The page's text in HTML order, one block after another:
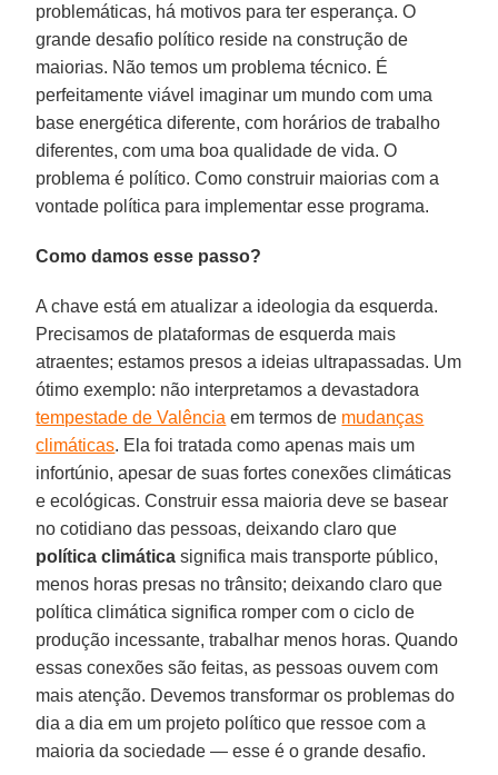
problemáticas, há motivos para ter esperança. O
grande desafio político reside na construção de
maiorias. Não temos um problema técnico. É
perfeitamente viável imaginar um mundo com uma
base energética diferente, com horários de trabalho
diferentes, com uma boa qualidade de vida. O
problema é político. Como construir maiorias com a
vontade política para implementar esse programa.
Como damos esse passo?
A chave está em atualizar a ideologia da esquerda.
Precisamos de plataformas de esquerda mais
atraentes; estamos presos a ideias ultrapassadas. Um
ótimo exemplo: não interpretamos a devastadora
tempestade de Valência em termos de mudanças
climáticas. Ela foi tratada como apenas mais um
infortúnio, apesar de suas fortes conexões climáticas
e ecológicas. Construir essa maioria deve se basear
no cotidiano das pessoas, deixando claro que
política climática significa mais transporte público,
menos horas presas no trânsito; deixando claro que
política climática significa romper com o ciclo de
produção incessante, trabalhar menos horas. Quando
essas conexões são feitas, as pessoas ouvem com
mais atenção. Devemos transformar os problemas do
dia a dia em um projeto político que ressoe com a
maioria da sociedade — esse é o grande desafio.